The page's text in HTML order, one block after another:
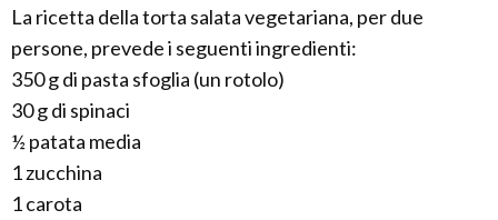
La ricetta della torta salata vegetariana, per due
persone, prevede i seguenti ingredienti:
350 g di pasta sfoglia (un rotolo)
30 g di spinaci
½ patata media
1 zucchina
1 carota